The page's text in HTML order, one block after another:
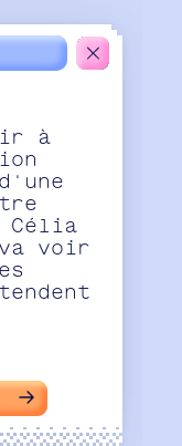
à
Célia
va voir